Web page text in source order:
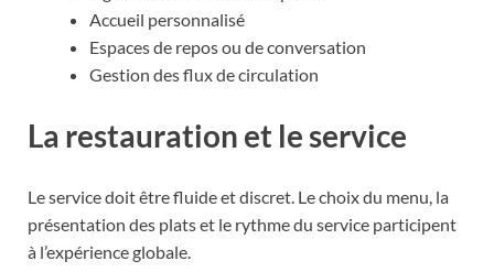
Accueil personnalisé
Espaces de repos ou de conversation
Gestion des flux de circulation
La restauration et le service
Le service doit être fluide et discret. Le choix du menu, la
présentation des plats et le rythme du service participent
à l’expérience globale.